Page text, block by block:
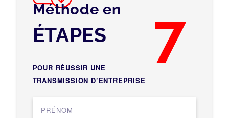
Méthode en 7
ÉTAPES
POUR RÉUSSIR UNE
TRANSMISSION D’ENTREPRISE